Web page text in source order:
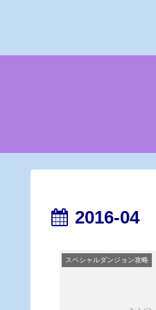
2016-04
スペシャルダンジョン攻略